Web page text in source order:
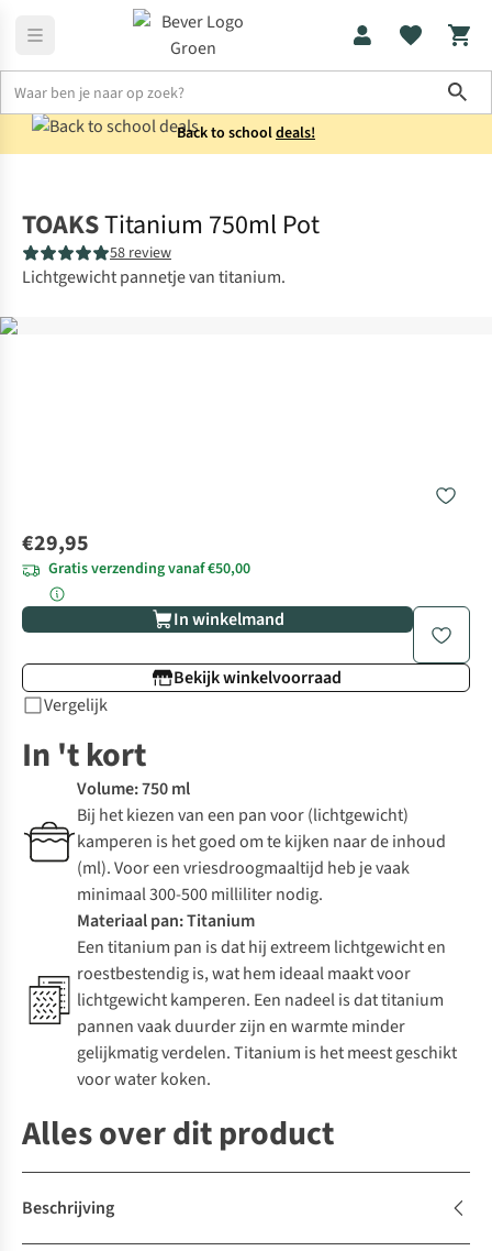
Back to schooldeals!
TOAKSTitanium 750ml Pot
58 review
Lichtgewicht pannetje van titanium.
€29,95
Gratis verzending vanaf €50,00
In winkelmand
Bekijk winkelvoorraad
Vergelijk
In 't kort
Volume: 750 ml
Bij het kiezen van een pan voor (lichtgewicht)
kamperen is het goed om te kijken naar de inhoud
(ml). Voor een vriesdroogmaaltijd heb je vaak
minimaal 300-500 milliliter nodig.
Materiaal pan: Titanium
Een titanium pan is dat hij extreem lichtgewicht en
roestbestendig is, wat hem ideaal maakt voor
lichtgewicht kamperen. Een nadeel is dat titanium
pannen vaak duurder zijn en warmte minder
gelijkmatig verdelen. Titanium is het meest geschikt
voor water koken.
Alles over dit product
Beschrijving